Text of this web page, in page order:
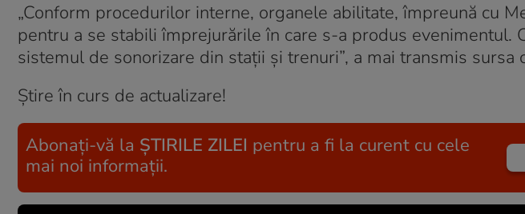
„Conform procedurilor interne, organele abilitate, împreună cu
pentru a se stabili împrejurările în care s-a produs evenimentul.
sistemul de sonorizare din staţii şi trenuri”, a mai transmis sursa
Știre în curs de actualizare!
Abonați-vă la ȘTIRILE ZILEI pentru a fi la curent cu cele
mai noi informații.